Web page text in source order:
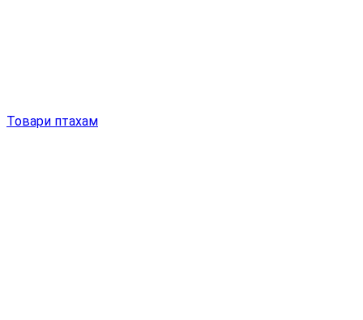
Товари птахам